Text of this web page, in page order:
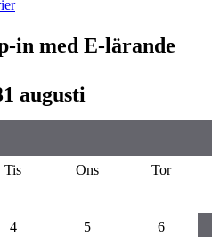
in med E-lärande
augusti
Tis Ons Tor
4 5 6